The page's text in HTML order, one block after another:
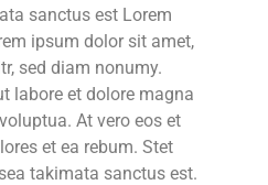
sanctus est Lorem
ipsum dolor sit amet,
sed diam nonumy.
labore et dolore magna
At vero eos et
et ea rebum. Stet
takimata sanctus est.